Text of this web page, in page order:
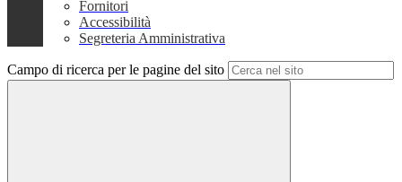
Fornitori
Accessibilità
Segreteria Amministrativa
Campo di ricerca per le pagine del sito